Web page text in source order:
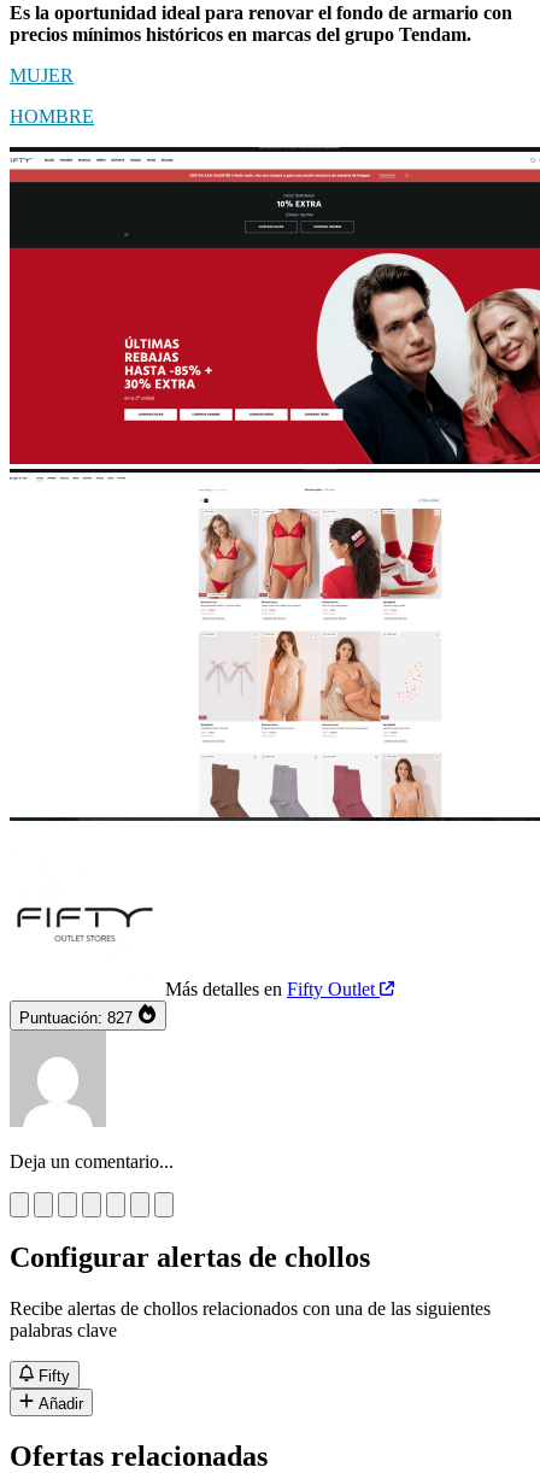
Es la oportunidad ideal para renovar el fondo de armario con
precios mínimos históricos en marcas del grupo Tendam.
MUJER
HOMBRE
Más detalles en Fifty Outlet
Puntuación: 827
Deja un comentario...
Configurar alertas de chollos
Recibe alertas de chollos relacionados con una de las siguientes
palabras clave
Fifty
Añadir
Ofertas relacionadas